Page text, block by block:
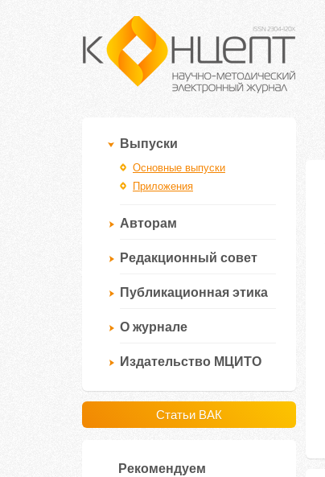
Выпуски
Основные выпуски
Приложения
Авторам
Редакционный совет
Публикационная этика
О журнале
Издательство МЦИТО
Статьи ВАК
Рекомендуем